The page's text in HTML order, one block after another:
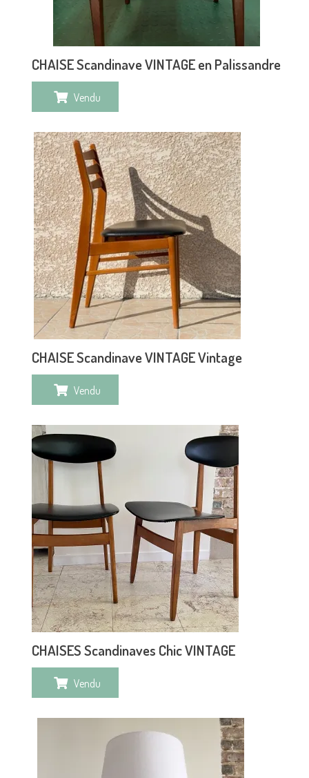
CHAISE Scandinave VINTAGE en Palissandre
Vendu
CHAISE Scandinave VINTAGE Vintage
Vendu
CHAISES Scandinaves Chic VINTAGE
Vendu